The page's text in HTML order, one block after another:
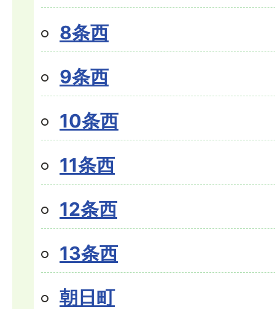
8条西
9条西
10条西
11条西
12条西
13条西
朝日町